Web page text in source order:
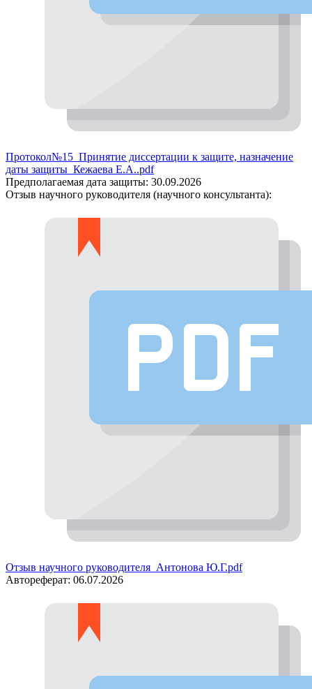
Протокол№15_Принятие диссертации к защите, назначение
даты защиты_Кежаева Е.А..pdf
Предполагаемая дата защиты: 30.09.2026
Отзыв научного руководителя (научного консультанта):
Отзыв научного руководителя_Антонова Ю.Г.pdf
Автореферат: 06.07.2026